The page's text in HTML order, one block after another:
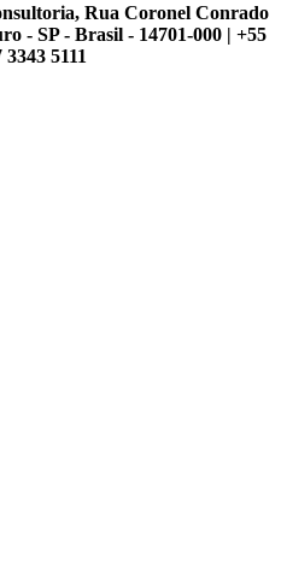
Rua Coronel Conrado
- SP - Brasil - 14701-000 | +55
3343 5111